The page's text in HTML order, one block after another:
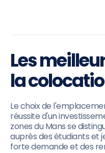
Les
la
Le choix de
réussite d'un
zones du Mans se
auprès des étudiants et
forte demande et des